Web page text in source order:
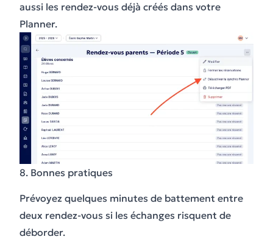
aussi les rendez-vous déjà créés dans votre
Planner.
8. Bonnes pratiques
Prévoyez quelques minutes de battement entre
deux rendez-vous si les échanges risquent de
déborder.